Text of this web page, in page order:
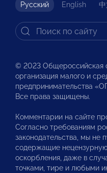
Русский English
© 2023 Общероссийская
организация малого и
предпринимательства
Все права защищены.
Комментарии на сайте
Согласно требованиям
законодательства, мы не
содержащие
оскорбления, даже в
точками, тире и любыми